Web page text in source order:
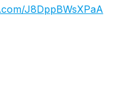
J8DppBWsXPaA